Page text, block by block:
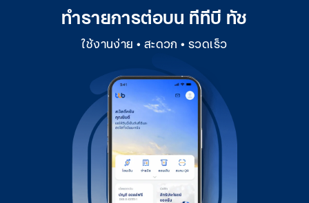
ทำรายการต่อบน ทีทีบี ทัช
ใช้งานง่าย • สะดวก • รวดเร็ว